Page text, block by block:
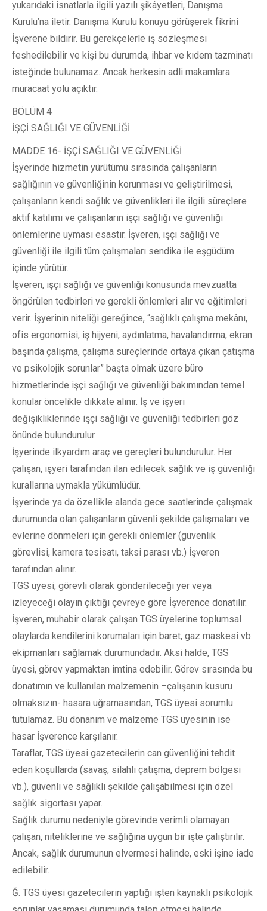
yukarıdaki isnatlarla ilgili yazılı şikâyetleri, Danışma
Kurulu’na iletir. Danışma Kurulu konuyu görüşerek fikrini
İşverene bildirir. Bu gerekçelerle iş sözleşmesi
feshedilebilir ve kişi bu durumda, ihbar ve kıdem tazminatı
isteğinde bulunamaz. Ancak herkesin adli makamlara
müracaat yolu açıktır.
BÖLÜM 4
İŞÇİ SAĞLIĞI VE GÜVENLİĞİ
MADDE 16- İŞÇİ SAĞLIĞI VE GÜVENLİĞİ
İşyerinde hizmetin yürütümü sırasında çalışanların
sağlığının ve güvenliğinin korunması ve geliştirilmesi,
çalışanların kendi sağlık ve güvenlikleri ile ilgili süreçlere
aktif katılımı ve çalışanların işçi sağlığı ve güvenliği
önlemlerine uyması esastır. İşveren, işçi sağlığı ve
güvenliği ile ilgili tüm çalışmaları sendika ile eşgüdüm
içinde yürütür.
İşveren, işçi sağlığı ve güvenliği konusunda mevzuatta
öngörülen tedbirleri ve gerekli önlemleri alır ve eğitimleri
verir. İşyerinin niteliği gereğince, “sağlıklı çalışma mekânı,
ofis ergonomisi, iş hijyeni, aydınlatma, havalandırma, ekran
başında çalışma, çalışma süreçlerinde ortaya çıkan çatışma
ve psikolojik sorunlar” başta olmak üzere büro
hizmetlerinde işçi sağlığı ve güvenliği bakımından temel
konular öncelikle dikkate alınır. İş ve işyeri
değişikliklerinde işçi sağlığı ve güvenliği tedbirleri göz
önünde bulundurulur.
İşyerinde ilkyardım araç ve gereçleri bulundurulur. Her
çalışan, işyeri tarafından ilan edilecek sağlık ve iş güvenliği
kurallarına uymakla yükümlüdür.
İşyerinde ya da özellikle alanda gece saatlerinde çalışmak
durumunda olan çalışanların güvenli şekilde çalışmaları ve
evlerine dönmeleri için gerekli önlemler (güvenlik
görevlisi, kamera tesisatı, taksi parası vb.) İşveren
tarafından alınır.
TGS üyesi, görevli olarak gönderileceği yer veya
izleyeceği olayın çıktığı çevreye göre İşverence donatılır.
İşveren, muhabir olarak çalışan TGS üyelerine toplumsal
olaylarda kendilerini korumaları için baret, gaz maskesi vb.
ekipmanları sağlamak durumundadır. Aksi halde, TGS
üyesi, görev yapmaktan imtina edebilir. Görev sırasında bu
donatımın ve kullanılan malzemenin –çalışanın kusuru
olmaksızın- hasara uğramasından, TGS üyesi sorumlu
tutulamaz. Bu donanım ve malzeme TGS üyesinin ise
hasar İşverence karşılanır.
Taraflar, TGS üyesi gazetecilerin can güvenliğini tehdit
eden koşullarda (savaş, silahlı çatışma, deprem bölgesi
vb.), güvenli ve sağlıklı şekilde çalışabilmesi için özel
sağlık sigortası yapar.
Sağlık durumu nedeniyle görevinde verimli olamayan
çalışan, niteliklerine ve sağlığına uygun bir işte çalıştırılır.
Ancak, sağlık durumunun elvermesi halinde, eski işine iade
edilebilir.
Ğ. TGS üyesi gazetecilerin yaptığı işten kaynaklı psikolojik